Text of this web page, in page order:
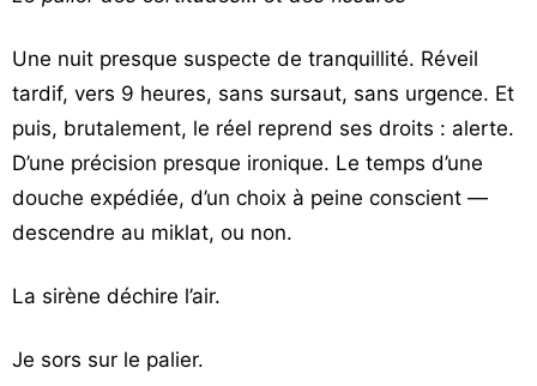
chroniques
Les
bonnes
adresses
Une nuit presque suspecte de tranquillité. Réveil
tardif, vers 9 heures, sans sursaut, sans urgence. Et
puis, brutalement, le réel reprend ses droits : alerte.
D’une précision presque ironique. Le temps d’une
douche expédiée, d’un choix à peine conscient —
descendre au miklat, ou non.
La sirène déchire l’air.
Je sors sur le palier.